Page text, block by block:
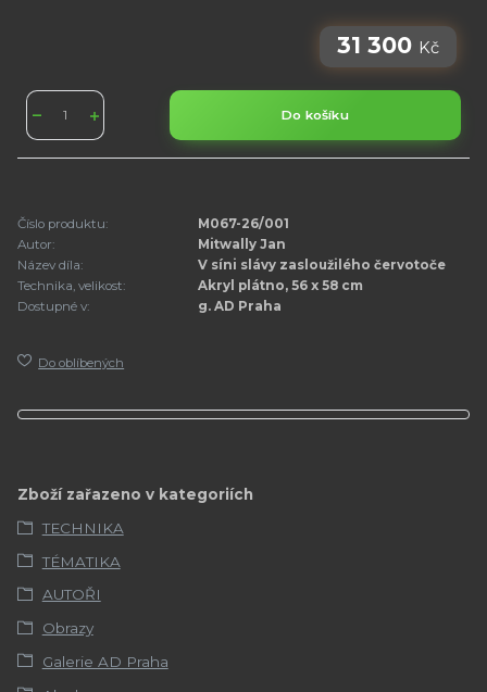
31 300 Kč
Do košíku
Číslo produktu:
M067-26/001
Autor:
Mitwally Jan
Název díla:
V síni slávy zasloužilého červotoče
Technika, velikost:
Akryl plátno, 56 x 58 cm
Dostupné v:
g. AD Praha
Do oblíbených
Zboží zařazeno v kategoriích
TECHNIKA
TÉMATIKA
AUTOŘI
Obrazy
Galerie AD Praha